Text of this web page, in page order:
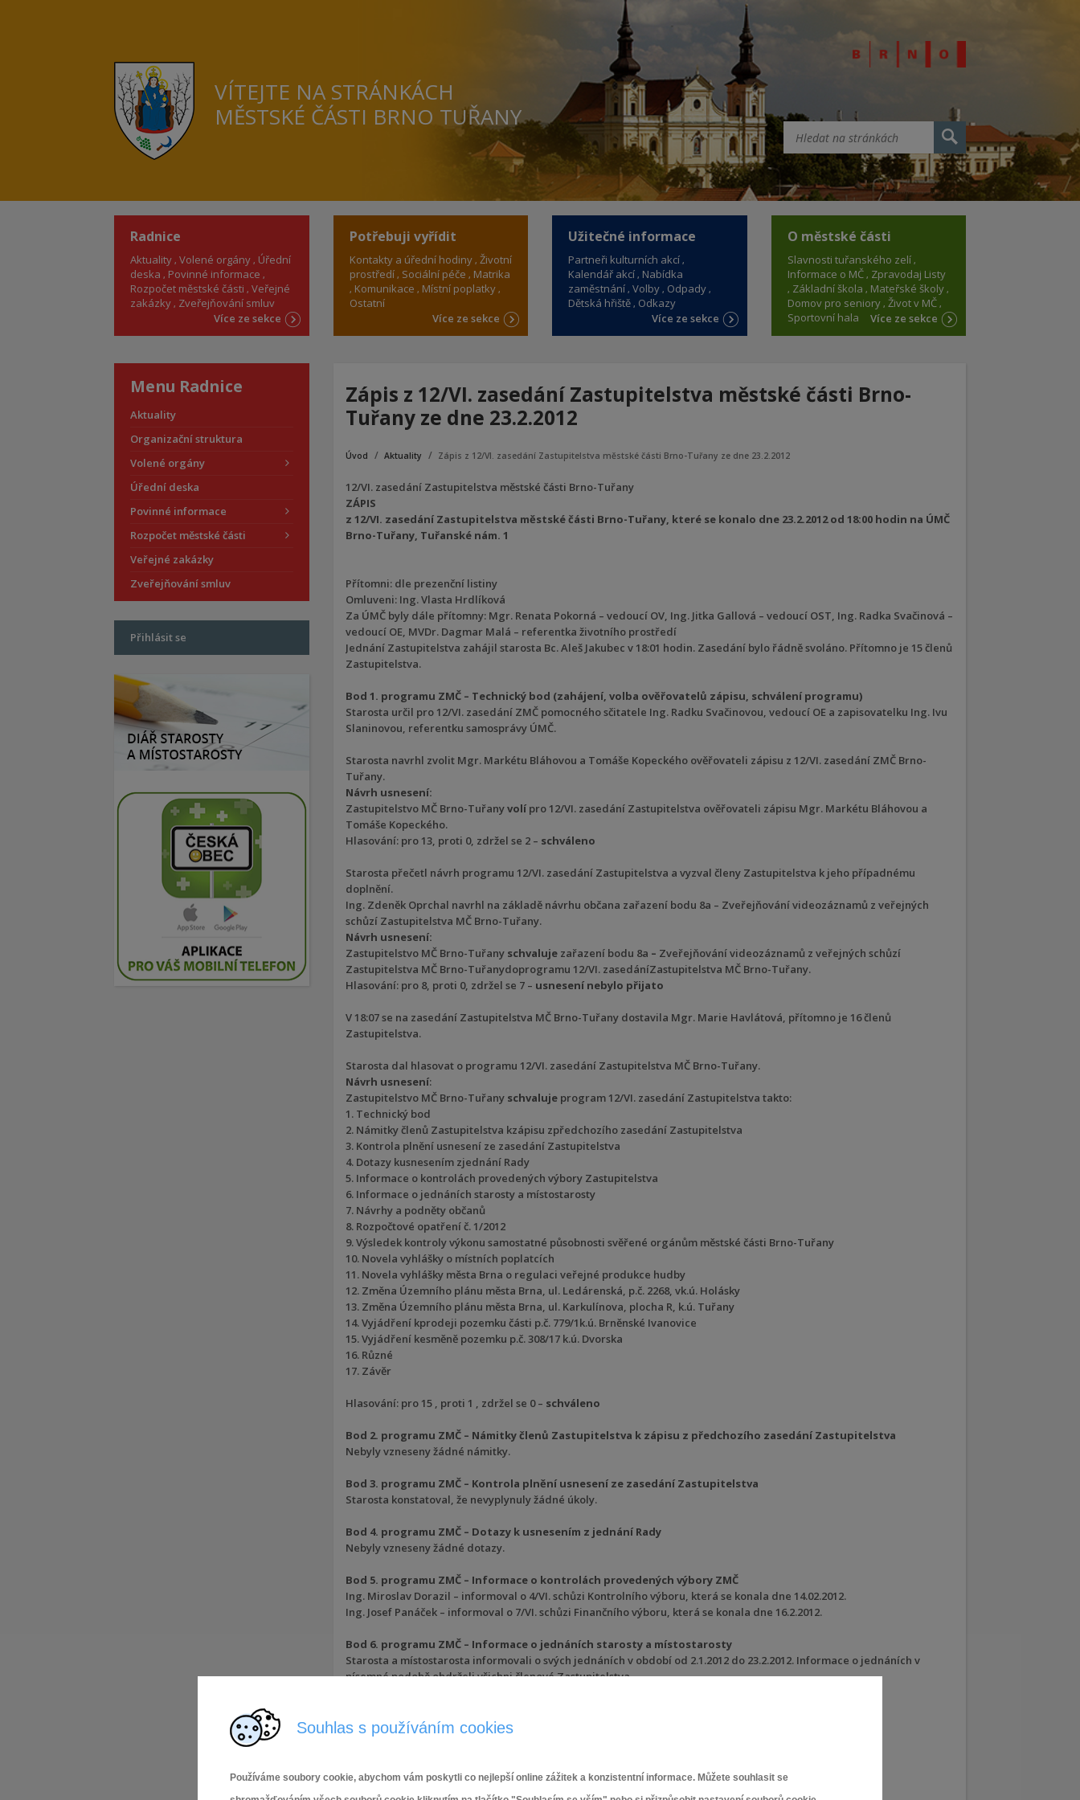
Souhlas s používáním cookies
Používáme soubory cookie, abychom vám poskytli co nejlepší online zážitek a konzistentní informace. Můžete souhlasit se
VÍTEJTE NA STRÁNKÁCH
MĚSTSKÉ ČÁSTI BRNO TUŘANY
Radnice
Aktuality Volené orgány Úřední
deska
Povinné informace
Rozpočet městské části Veřejné
zakázky Zveřejňování smluv
Více ze sekce
Potřebuji vyřídit
Kontakty a úřední hodiny Životní
prostředí Sociální péče
Matrika
Komunikace
Místní poplatky
Ostatní
Více ze sekce
Užitečné informace
Partneři kulturních akcí
Kalendář akcí Nabídka
zaměstnání Volby Odpady
Dětská hřiště Odkazy
Více ze sekce
O městské části
Slavnosti tuřanského zelí
Informace o MČ Zpravodaj Listy
Základní škola
Mateřské školy
Domov pro seniory Život v MČ
Sportovní hala
Více ze sekce
Zápis z 12/VI. zasedání Zastupitelstva městské části Brno-
Tuřany ze dne 23.2.2012
Úvod Aktuality Zápis z 12/VI. zasedání Zastupitelstva městské části Brno-Tuřany ze dne 23.2.2012
12/VI. zasedání Zastupitelstva městské části Brno-Tuřany
ZÁPIS
z 12/VI. zasedání Zastupitelstva městské části Brno-Tuřany, které se konalo dne 23.2.2012 od 18:00 hodin na ÚMČ
Brno-Tuřany, Tuřanské nám. 1
Přítomni: dle prezenční listiny
Omluveni: Ing. Vlasta Hrdlíková
Za ÚMČ byly dále přítomny: Mgr. Renata Pokorná – vedoucí OV, Ing. Jitka Gallová – vedoucí OST, Ing. Radka Svačinová –
vedoucí OE, MVDr. Dagmar Malá – referentka životního prostředí
Jednání Zastupitelstva zahájil starosta Bc. Aleš Jakubec v 18:01 hodin. Zasedání bylo řádně svoláno. Přítomno je 15 členů
Zastupitelstva.
Bod 1. programu ZMČ – Technický bod (zahájení, volba ověřovatelů zápisu, schválení programu)
Starosta určil pro 12/VI. zasedání ZMČ pomocného sčitatele Ing. Radku Svačinovou, vedoucí OE a zapisovatelku Ing. Ivu
Slaninovou, referentku samosprávy ÚMČ.
Starosta navrhl zvolit Mgr. Markétu Bláhovou a Tomáše Kopeckého ověřovateli zápisu z 12/VI. zasedání ZMČ Brno-
Tuřany.
Návrh usnesení:
Zastupitelstvo MČ Brno-Tuřanyvolí pro 12/VI. zasedání Zastupitelstva ověřovateli zápisu Mgr. Markétu Bláhovou a
Tomáše Kopeckého.
Hlasování: pro 13, proti 0, zdržel se 2 – schváleno
Starosta přečetl návrh programu 12/VI. zasedání Zastupitelstva a vyzval členy Zastupitelstva k jeho případnému
doplnění.
Ing. Zdeněk Oprchal navrhl na základě návrhu občana zařazení bodu 8a – Zveřejňování videozáznamů z veřejných
schůzí Zastupitelstva MČ Brno-Tuřany.
Návrh usnesení:
Zastupitelstvo MČ Brno-Tuřany schvaluje zařazení bodu 8a – Zveřejňování videozáznamů z veřejných schůzí
Zastupitelstva MČ Brno-Tuřanydoprogramu 12/VI. zasedáníZastupitelstva MČ Brno-Tuřany.
Hlasování: pro 8, proti 0, zdržel se 7 – usnesení nebylo přijato
V 18:07 se na zasedání Zastupitelstva MČ Brno-Tuřany dostavila Mgr. Marie Havlátová, přítomno je 16 členů
Zastupitelstva.
Starosta dal hlasovat o programu 12/VI. zasedání Zastupitelstva MČ Brno-Tuřany.
Návrh usnesení:
Zastupitelstvo MČ Brno-Tuřany schvaluje program 12/VI. zasedání Zastupitelstva takto:
1. Technický bod
2. Námitky členů Zastupitelstva kzápisu zpředchozího zasedání Zastupitelstva
3. Kontrola plnění usnesení ze zasedání Zastupitelstva
4. Dotazy kusnesením zjednání Rady
5. Informace o kontrolách provedených výbory Zastupitelstva
6. Informace o jednáních starosty a místostarosty
7. Návrhy a podněty občanů
8. Rozpočtové opatření č. 1/2012
9. Výsledek kontroly výkonu samostatné působnosti svěřené orgánům městské části Brno-Tuřany
10. Novela vyhlášky o místních poplatcích
11. Novela vyhlášky města Brna o regulaci veřejné produkce hudby
12. Změna Územního plánu města Brna, ul. Ledárenská, p.č. 2268, vk.ú. Holásky
13. Změna Územního plánu města Brna, ul. Karkulínova, plocha R, k.ú. Tuřany
14. Vyjádření kprodeji pozemku části p.č. 779/1k.ú. Brněnské Ivanovice
15. Vyjádření kesměně pozemku p.č. 308/17 k.ú. Dvorska
16. Různé
17. Závěr
Hlasování: pro 15 , proti 1 , zdržel se 0 – schváleno
Bod 2. programu ZMČ – Námitky členů Zastupitelstva k zápisu z předchozího zasedání Zastupitelstva
Nebyly vzneseny žádné námitky.
Bod 3. programu ZMČ – Kontrola plnění usnesení ze zasedání Zastupitelstva
Starosta konstatoval, že nevyplynuly žádné úkoly.
Bod 4. programu ZMČ – Dotazy k usnesením z jednání Rady
Nebyly vzneseny žádné dotazy.
Bod 5. programu ZMČ – Informace o kontrolách provedených výbory ZMČ
Ing. Miroslav Dorazil – informoval o 4/VI. schůzi Kontrolního výboru, která se konala dne 14.02.2012.
Ing. Josef Panáček – informoval o 7/VI. schůzi Finančního výboru, která se konala dne 16.2.2012.
Bod 6. programu ZMČ – Informace o jednáních starosty a místostarosty
Starosta a místostarosta informovali o svých jednáních v období od 2.1.2012 do 23.2.2012. Informace o jednáních v
písemné podobě obdrželi všichni členové Zastupitelstva.
– co bylo obsahem jednání s paní náměstkyní Ing. Janou Bohuňovskou a firmou HB Real.
Odpověděl starosta.
Menu Radnice
Aktuality
Organizační struktura
Volené orgány
Úřední deska
Povinné informace
Rozpočet městské části
Veřejné zakázky
Zveřejňování smluv
Přihlásit se